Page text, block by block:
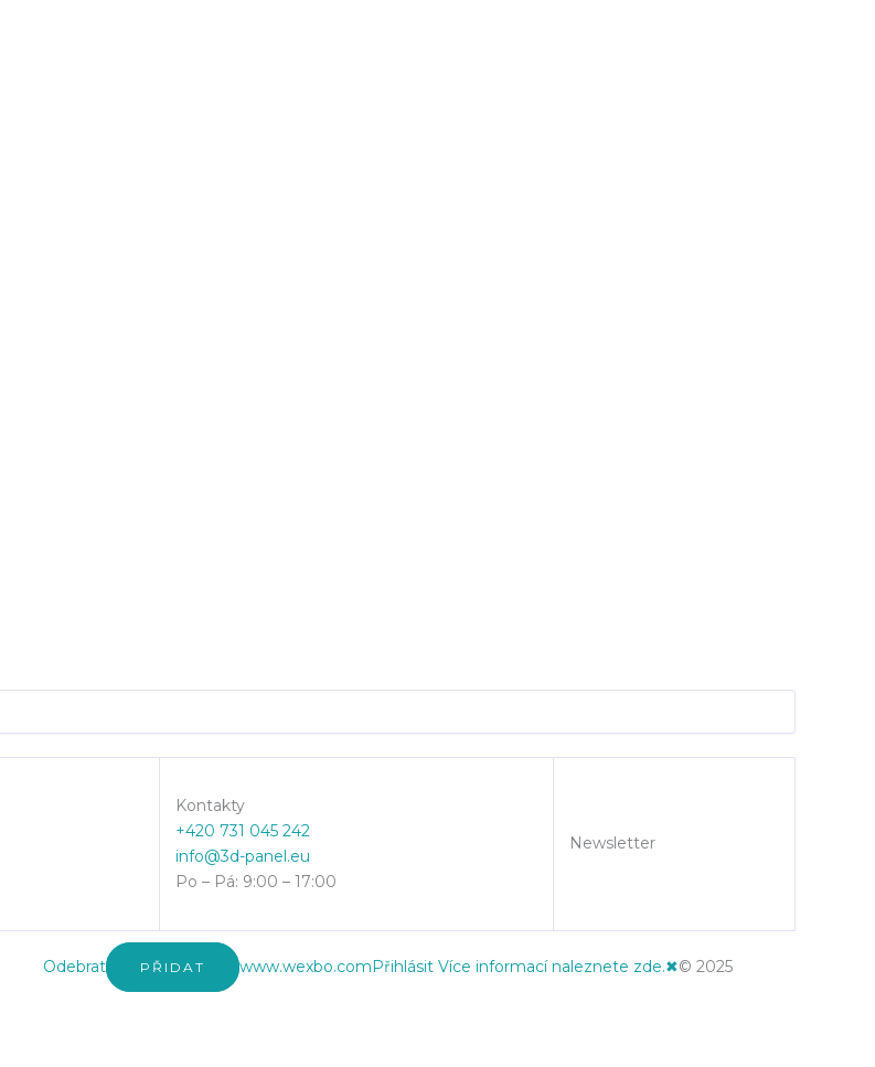
Kontakty
+420 731 045 242
info@3d-panel.eu
Po – Pá: 9:00 – 17:00
Newsletter
Odebrat PŘIDAT www.wexbo.comPřihlásit Více informací naleznete zde.✖© 2025